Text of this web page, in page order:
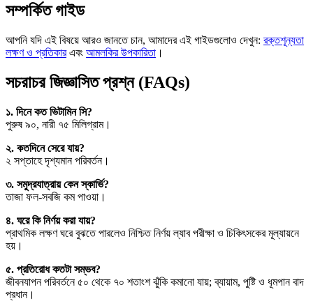
সম্পর্কিত গাইড
আপনি যদি এই বিষয়ে আরও জানতে চান, আমাদের এই গাইডগুলোও দেখুন: রক্তশূন্যতা
লক্ষণ ও প্রতিকারএবং আমলকির উপকারিতা ।
সচরাচর জিজ্ঞাসিত প্রশ্ন (FAQs)
১. দিনে কত ভিটামিন সি?
পুরুষ ৯০, নারী ৭৫ মিলিগ্রাম।
২. কতদিনে সেরে যায়?
২ সপ্তাহে দৃশ্যমান পরিবর্তন।
৩. সমুদ্রযাত্রায় কেন স্কার্ভি?
তাজা ফল-সবজি কম পাওয়া।
৪. ঘরে কি নির্ণয় করা যায়?
প্রাথমিক লক্ষণ ঘরে বুঝতে পারলেও নিশ্চিত নির্ণয় ল্যাব পরীক্ষা ও চিকিৎসকের মূল্যায়নে
হয়।
৫. প্রতিরোধ কতটা সম্ভব?
জীবনযাপন পরিবর্তনে ৫০ থেকে ৭০ শতাংশ ঝুঁকি কমানো যায়; ব্যায়াম, পুষ্টি ও ধূমপান বাদ
প্রধান।